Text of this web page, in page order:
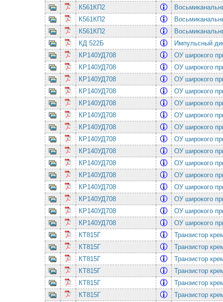
К561КП2
К561КП2
К561КП2
КД 522Б
Импульсный
КР140УД708
ОУ широкого
КР140УД708
ОУ широкого
КР140УД708
ОУ широкого
КР140УД708
ОУ широкого
КР140УД708
ОУ широкого
КР140УД708
ОУ широкого
КР140УД708
ОУ широкого
КР140УД708
ОУ широкого
КР140УД708
ОУ широкого
КР140УД708
ОУ широкого
КР140УД708
ОУ широкого
КР140УД708
ОУ широкого
КР140УД708
ОУ широкого
КР140УД708
ОУ широкого
КР140УД708
ОУ широкого
КТ815Г
Транзистор
КТ815Г
Транзистор
КТ815Г
Транзистор
КТ815Г
Транзистор
КТ815Г
Транзистор
КТ815Г
Транзистор